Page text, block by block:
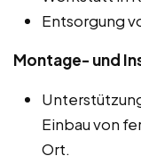
Entsorgung
Montage- und
Einbau von
Ort.